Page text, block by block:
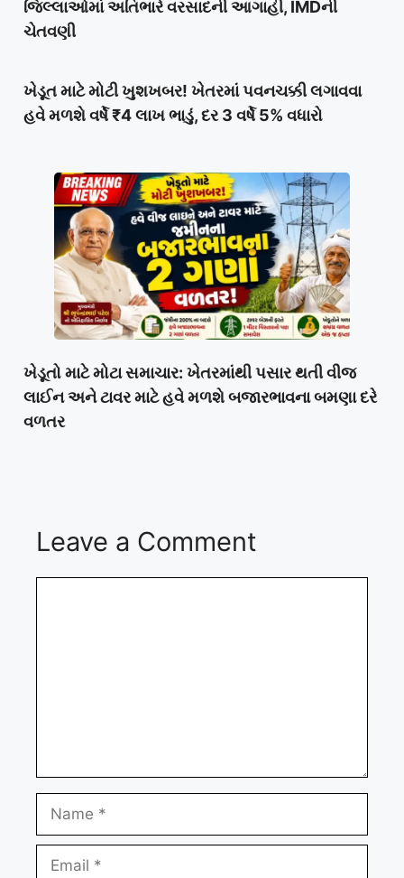
જિલ્લાઓમાં અતિભારે વરસાદની આગાહી, IMDની
ચેતવણી
ખેડૂત માટે મોટી ખુશખબર! ખેતરમાં પવનચક્કી લગાવવા
હવે મળશે વર્ષે ₹4 લાખ ભાડું, દર 3 વર્ષે 5% વધારો
ખેડૂતો માટે મોટા સમાચાર: ખેતરમાંથી પસાર થતી વીજ
લાઈન અને ટાવર માટે હવે મળશે બજારભાવના બમણા દરે
વળતર
Leave a Comment